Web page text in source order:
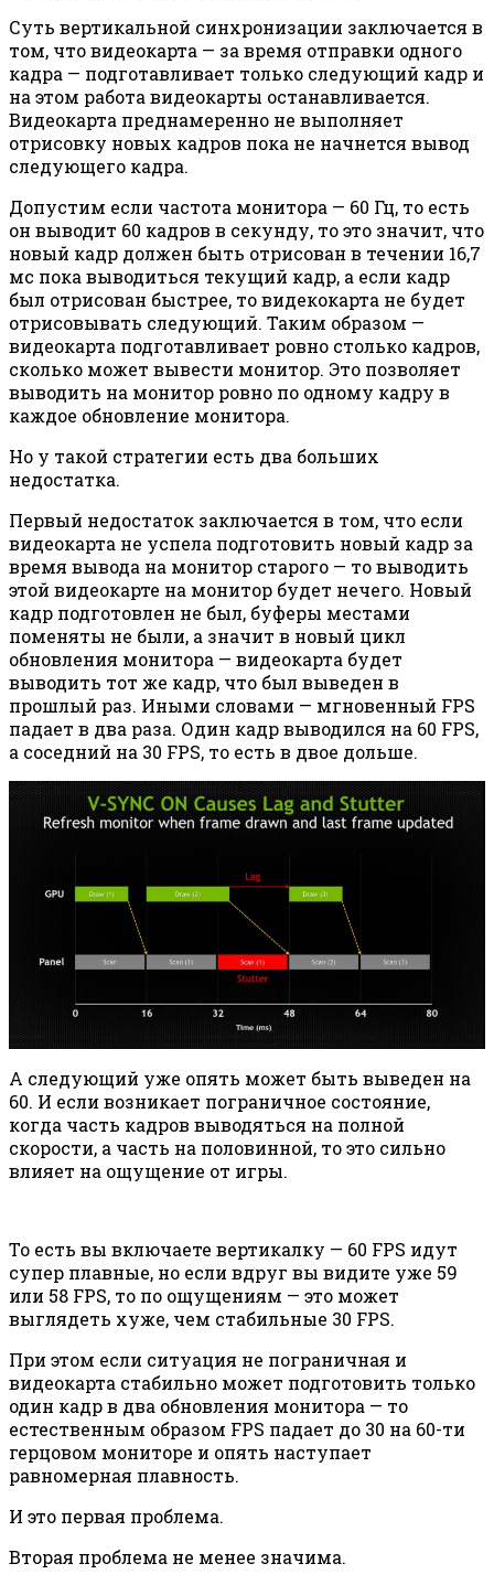
Суть вертикальной синхронизации заключается в
том, что видеокарта — за время отправки одного
кадра — подготавливает только следующий кадр и
на этом работа видеокарты останавливается.
Видеокарта преднамеренно не выполняет
отрисовку новых кадров пока не начнется вывод
следующего кадра.
Допустим если частота монитора — 60 Гц, то есть
он выводит 60 кадров в секунду, то это значит, что
новый кадр должен быть отрисован в течении 16,7
мс пока выводиться текущий кадр, а если кадр
был отрисован быстрее, то видекокарта не будет
отрисовывать следующий. Таким образом —
видеокарта подготавливает ровно столько кадров,
сколько может вывести монитор. Это позволяет
выводить на монитор ровно по одному кадру в
каждое обновление монитора.
Но у такой стратегии есть два больших
недостатка.
Первый недостаток заключается в том, что если
видеокарта не успела подготовить новый кадр за
время вывода на монитор старого — то выводить
этой видеокарте на монитор будет нечего. Новый
кадр подготовлен не был, буферы местами
поменяты не были, а значит в новый цикл
обновления монитора — видеокарта будет
выводить тот же кадр, что был выведен в
прошлый раз. Иными словами — мгновенный FPS
падает в два раза. Один кадр выводился на 60 FPS,
а соседний на 30 FPS, то есть в двое дольше.
А следующий уже опять может быть выведен на
60. И если возникает пограничное состояние,
когда часть кадров выводяться на полной
скорости, а часть на половинной, то это сильно
влияет на ощущение от игры.
То есть вы включаете вертикалку — 60 FPS идут
супер плавные, но если вдруг вы видите уже 59
или 58 FPS, то по ощущениям — это может
выглядеть хуже, чем стабильные 30 FPS.
При этом если ситуация не пограничная и
видеокарта стабильно может подготовить только
один кадр в два обновления монитора — то
естественным образом FPS падает до 30 на 60-ти
герцовом мониторе и опять наступает
равномерная плавность.
И это первая проблема.
Вторая проблема не менее значима.